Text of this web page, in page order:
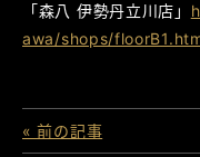
「森八 伊勢丹立川店」
awa/shops/
« 前の記事